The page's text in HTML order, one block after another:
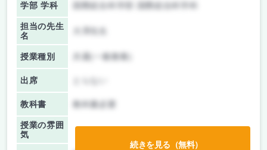
学部 学科 国際総合科学部 国際総合科学科
担当の先生
名
授業種別 共通(一般教養)
出席
教科書 教科書必要
授業の雰囲
気
続きを見る（無料）